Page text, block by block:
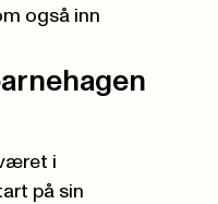
også inn
i
på sin